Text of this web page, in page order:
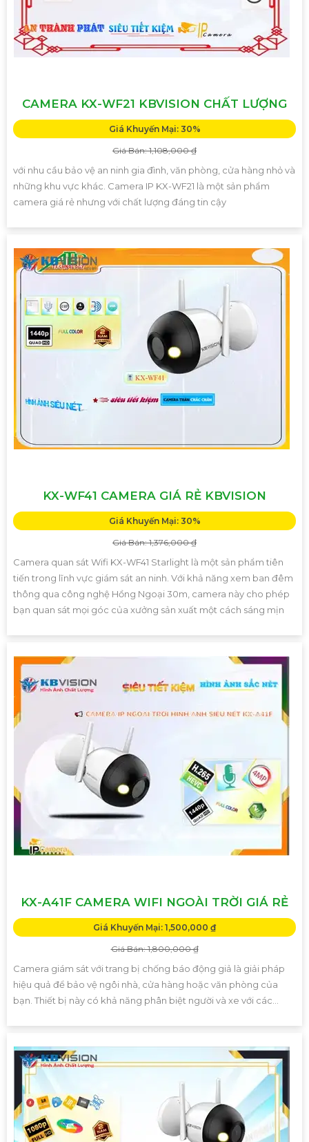
CAMERA KX-WF21 KBVISION CHẤT LƯỢNG
Giá Khuyến Mại: 30%
Giá Bán: 1,108,000 ₫
với nhu cầu bảo vệ an ninh gia đình, văn phòng, cửa hàng nhỏ và
những khu vực khác. Camera IP KX-WF21 là một sản phẩm
camera giá rẻ nhưng với chất lượng đáng tin cậy
KX-WF41 CAMERA GIÁ RẺ KBVISION
Giá Khuyến Mại: 30%
Giá Bán: 1,376,000 ₫
Camera quan sát Wifi KX-WF41 Starlight là một sản phẩm tiên
tiến trong lĩnh vực giám sát an ninh. Với khả năng xem ban đêm
thông qua công nghệ Hồng Ngoại 30m, camera này cho phép
bạn quan sát mọi góc của xưởng sản xuất một cách sáng mịn
KX-A41F CAMERA WIFI NGOÀI TRỜI GIÁ RẺ
Giá Khuyến Mại: 1,500,000 ₫
Giá Bán: 1,800,000 ₫
Camera giám sát với trang bị chống báo động giả là giải pháp
hiệu quả để bảo vệ ngôi nhà, cửa hàng hoặc văn phòng của
bạn. Thiết bị này có khả năng phân biệt người và xe với các...